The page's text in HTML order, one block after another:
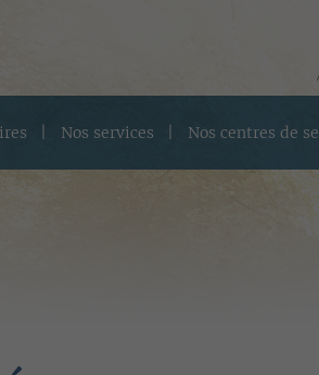
Nos services Nos centres de